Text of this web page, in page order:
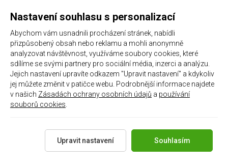
Extrémní proměny: Andrej zvítězil nad leností, za rok zhubl 116 kilo
POSLEDNÍ PŘÍSPĚVKY FÓRA
03.08.2026, 22.46
ZTRÁTY a NÁLEZY
01.08.2026, 11.29
01.08.2026, 11.28
Dražba hráčských dresů SILESIAN FAMILY - #25 Robert SADOWSKI
Nastavení souhlasu s personalizací
Abychom vám usnadnili procházení stránek, nabídli
přizpůsobený obsah nebo reklamu a mohli anonymně
analyzovat návštěvnost, využíváme soubory cookies, které
sdílíme se svými partnery pro sociální média, inzerci a analýzu.
Jejich nastavení upravíte odkazem "Upravit nastavení" a kdykoliv
jej můžete změnit v patičce webu. Podrobnější informace najdete
v našich Zásadách ochrany osobních údajů a používání
souborů cookies
Souhlasím
Upravit nastavení